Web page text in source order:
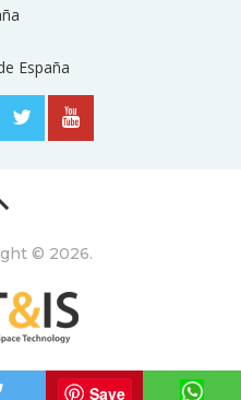
España
© 2026.
Principios generales
Save